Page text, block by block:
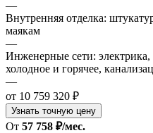
—
Внутренняя отделка:
маякам
—
Инженерные сети:
холодное и горячее,
—
от 10 759 320 ₽
Узнать точную цену
От 57 758 ₽/мес.